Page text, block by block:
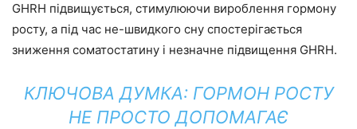
GHRH підвищується, стимулюючи вироблення гормону
росту, а під час не-швидкого сну спостерігається
зниження соматостатину і незначне підвищення GHRH.
КЛЮЧОВА ДУМКА: ГОРМОН РОСТУ
НЕ ПРОСТО ДОПОМАГАЄ